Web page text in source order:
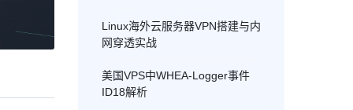
Linux海外云服务器VPN搭建与内
网穿透实战
美国VPS中WHEA-Logger事件
ID18解析